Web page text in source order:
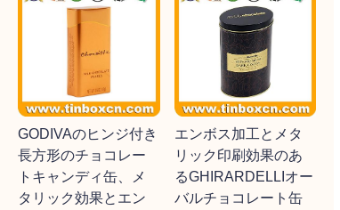
GODIVAのヒンジ付き
長方形のチョコレー
トキャンディ缶、メ
タリック効果とエン
エンボス加工とメタ
リック印刷効果のあ
るGHIRARDELLIオー
バルチョコレート缶